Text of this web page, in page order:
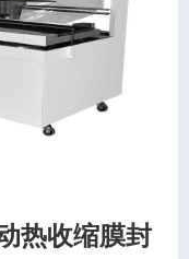
热收缩膜封